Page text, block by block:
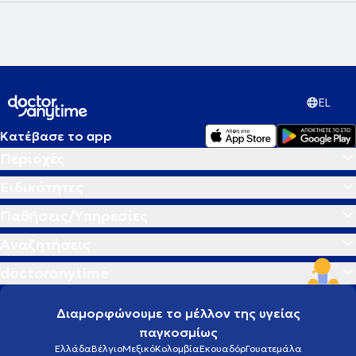
EL
Κατέβασε το app
Διαμορφώνουμε το μέλλον της υγείας
παγκοσμίως
ΕλλάδαΒέλγιοΜεξικόΚολομβίαΕκουαδόρΓουατεμάλα